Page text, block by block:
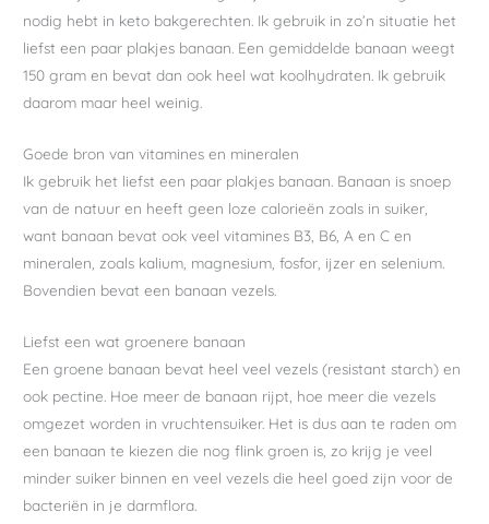
nodig hebt in keto bakgerechten. Ik gebruik in zo’n situatie het
liefst een paar plakjes banaan. Een gemiddelde banaan weegt
150 gram en bevat dan ook heel wat koolhydraten. Ik gebruik
daarom maar heel weinig.
Goede bron van vitamines en mineralen
Ik gebruik het liefst een paar plakjes banaan. Banaan is snoep
van de natuur en heeft geen loze calorieën zoals in suiker,
want banaan bevat ook veel vitamines B3, B6, A en C en
mineralen, zoals kalium, magnesium, fosfor, ijzer en selenium.
Bovendien bevat een banaan vezels.
Liefst een wat groenere banaan
Een groene banaan bevat heel veel vezels (resistant starch) en
ook pectine. Hoe meer de banaan rijpt, hoe meer die vezels
omgezet worden in vruchtensuiker. Het is dus aan te raden om
een banaan te kiezen die nog flink groen is, zo krijg je veel
minder suiker binnen en veel vezels die heel goed zijn voor de
bacteriën in je darmflora.